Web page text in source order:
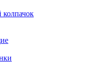
колпачок